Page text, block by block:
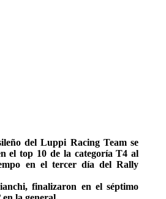
del Luppi Racing Team se
el top 10 de la categoría T4 al
en el tercer día del Rally
finalizaron en el séptimo